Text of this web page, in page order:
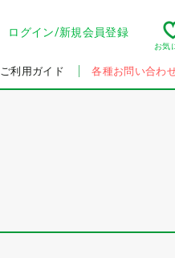
ログイン/新規会員登録
お気
ご利用ガイド 各種お問い合わ